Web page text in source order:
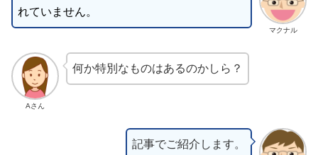
マクナル
れていません。
Aさん
何か特別なものはあるのかしら？
記事でご紹介します。